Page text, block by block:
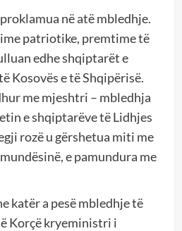
në atë mbledhje.
patriotike, premtime të
edhe shqiptarët e
Kosovës e të Shqipërisë.
me mjeshtri – mbledhja
e shqiptarëve të Lidhjes
rozë u gërshetua miti me
e pamundura me
katër a pesë mbledhje të
Korçë kryeministri i